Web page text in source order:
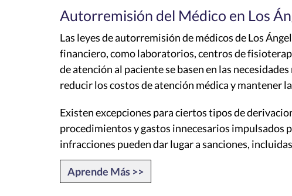
Autorremisión del Médico en Los
Las leyes de autorremisión de médicos de Los
financiero, como laboratorios, centros de
de atención al paciente se basen en las
reducir los costos de atención médica y mantener
Existen excepciones para ciertos tipos de
procedimientos y gastos innecesarios impulsados
infracciones pueden dar lugar a sanciones,
Aprende Más >>